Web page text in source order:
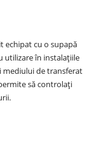
echipat cu o supapă
utilizare în instalațiile
mediului de transferat
să controlați